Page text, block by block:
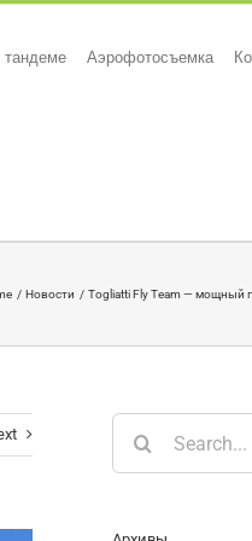
тандеме Аэрофотосъемка
Новости Togliatti Fly Team — мощный
Search